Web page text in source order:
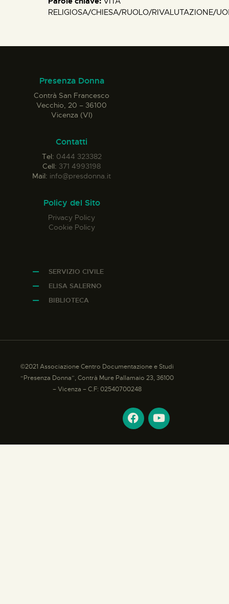
RELIGIOSA/CHIESA/RUOLO/RIVALUTAZIONE/
Presenza Donna
Contrà San Francesco
Vecchio, 20 – 36100
Vicenza (VI)
Contatti
Tel: 0444 323382
Cell: 371 4993198
Mail: info@presdonna.it
Policy del Sito
Privacy Policy
Cookie Policy
SERVIZIO CIVILE
ELISA SALERNO
BIBLIOTECA
©2021 Associazione Centro Documentazione e Studi
“Presenza Donna”, Contrà Mure Pallamaio 23, 36100
– Vicenza – C.F: 02540700248